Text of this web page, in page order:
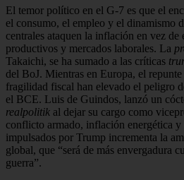
El temor político en el G-7 es que el
el consumo, el empleo y el dinamismo
centrales ataquen la inflación en vez de
productivos y mercados laborales. La
Takaichi, se ha sumado a las críticas
del BoJ. Mientras en Europa, el
fragilidad fiscal han elevado el peligro
el BCE. Luis de Guindos, lanzó un
realpolitik al dejar su cargo como
conflicto armado, inflación energética y
impulsados por Trump incrementa la
global, que “será de más envergadura
guerra”.